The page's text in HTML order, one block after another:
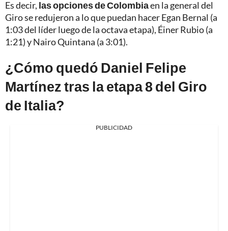
Es decir, las opciones de Colombiaen la general del
Giro se redujeron a lo que puedan hacer Egan Bernal (a
1:03 del líder luego de la octava etapa), Éiner Rubio (a
1:21) y Nairo Quintana (a 3:01).
¿Cómo quedó Daniel Felipe
Martínez tras la etapa 8 del Giro
de Italia?
PUBLICIDAD